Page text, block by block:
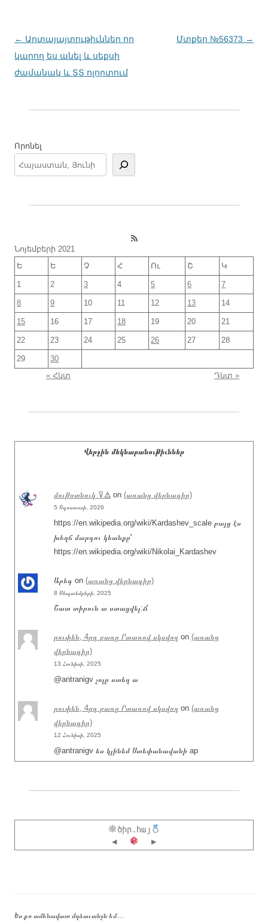
Գրառումների
նավարկումը
← Արտայայտութիւններ որ
կարող ես անել և սեքսի
ժամանակ և ՏՏ ոլորտում
Մտքեր №56373 →
Որոնել
RSS Feed
Նոյեմբերի 2021
Ե
Ե Չ Հ Ու Շ Կ
1 2 3 4 5 6 7
8 9 10 11 12 13 14
15 16 17 18 19 20 21
22 23 24 25 26 27 28
29
30
« Հկտ
Դկտ »
Վերջին մեկնաբանութիւններ
մութոտնուկ ⊽🜁 on (առանց վերնագիր)
5 Օգոստոսի, 2026
https://en.wikipedia.org/wiki/Kardashev_scale բայց էս
խեղճ մարդու կեանքը՝
https://en.wikipedia.org/wiki/Nikolai_Kardashev
Արեգ on (առանց վերնագիր)
8 Սեպտեմբերի, 2025
Շատ տիրուն ա ստացվել:Ճ
րուփեն, 4րդ բառը Րտառով սկսվող on (առանց
վերնագիր)
13 Հունիսի, 2025
@antranigv չոլը ստեղ ա
րուփեն, 4րդ բառը Րտառով սկսվող on (առանց
վերնագիր)
12 Հունիսի, 2025
@antranigv ես կլինեմ Ստեփանավանի ap
ծիր.հայ
◀
▶
Ես քո ամենավատ մղձաւանջն եմ…